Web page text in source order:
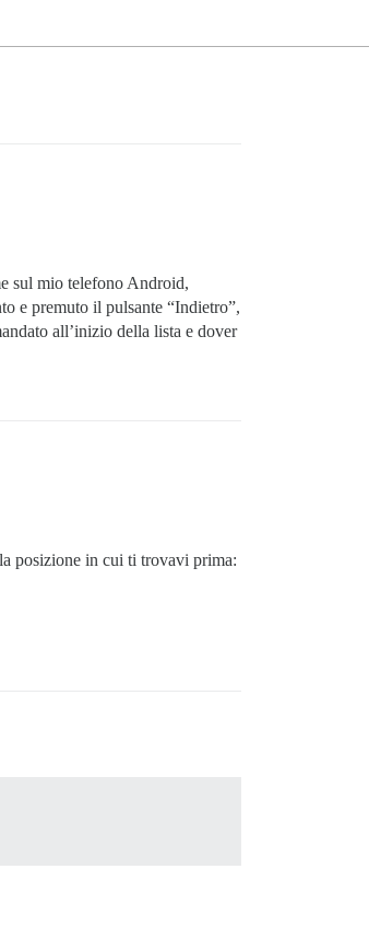
sul mio telefono Android,
e premuto il pulsante “Indietro”,
all’inizio della lista e dover
posizione in cui ti trovavi prima: